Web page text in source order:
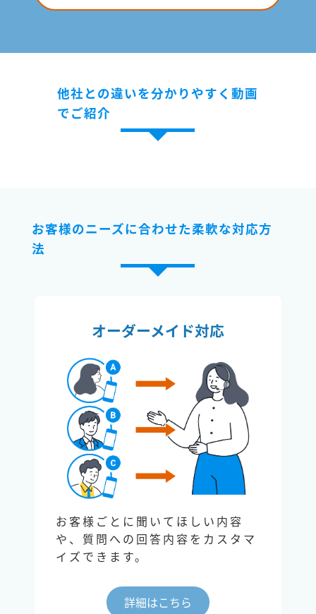
他社との違いを分かりやすく動画
でご紹介
お客様のニーズに合わせた柔軟な対応方
法
オーダーメイド対応
お客様ごとに聞いてほしい内容
や、質問への回答内容をカスタマ
イズできます。
詳細はこちら